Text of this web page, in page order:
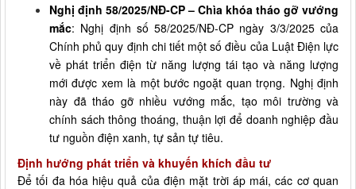
Nghị định 58/2025/NĐ-CP – Chìa khóa tháo gỡ vướng
mắc: Nghị định số 58/2025/NĐ-CP ngày 3/3/2025 của
Chính phủ quy định chi tiết một số điều của Luật Điện lực
về phát triển điện từ năng lượng tái tạo và năng lượng
mới được xem là một bước ngoặt quan trọng. Nghị định
này đã tháo gỡ nhiều vướng mắc, tạo môi trường và
chính sách thông thoáng, thuận lợi để doanh nghiệp đầu
tư nguồn điện xanh, tự sản tự tiêu.
Định hướng phát triển và khuyến khích đầu tư
Để tối đa hóa hiệu quả của điện mặt trời áp mái, các cơ quan